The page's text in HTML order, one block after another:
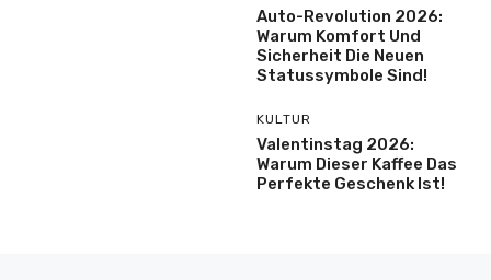
Auto-Revolution 2026:
Warum Komfort Und
Sicherheit Die Neuen
Statussymbole Sind!
KULTUR
Valentinstag 2026:
Warum Dieser Kaffee Das
Perfekte Geschenk Ist!